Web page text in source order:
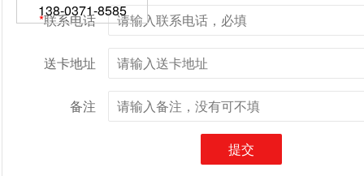
*联系电话
送卡地址
备注
提交
138-0371-8585